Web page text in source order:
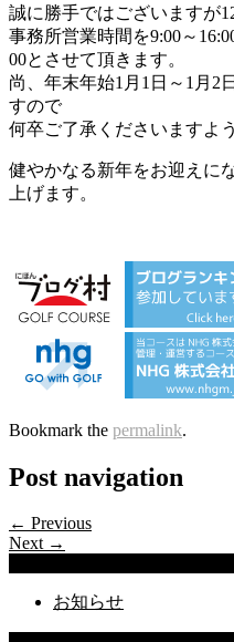
誠に勝手ではございますが
事務所営業時間を9:00～
00とさせて頂きます。
尚、年末年始1月1日～1月2
すので
何卒ご了承くださいますよ
健やかなる新年をお迎えに
上げます。
Bookmark the permalink.
Post navigation
← Previous
Next →
お知らせ